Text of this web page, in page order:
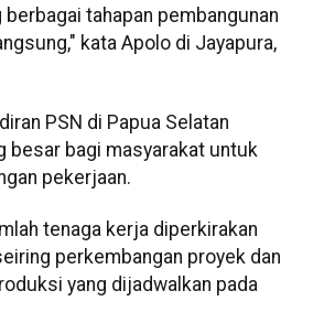
tahapan pembangunan
kata Apolo di Jayapura,
PSN di Papua Selatan
besar bagi masyarakat untuk
pekerjaan.
tenaga kerja diperkirakan
perkembangan proyek dan
yang dijadwalkan pada